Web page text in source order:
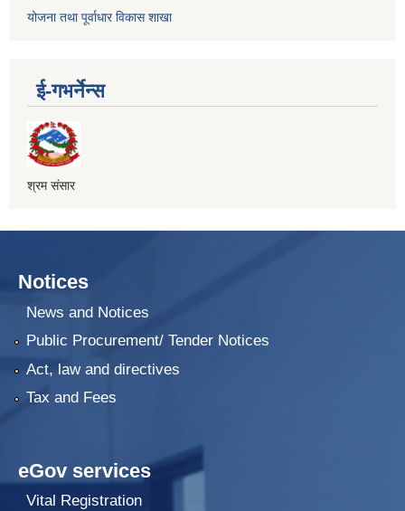
योजना तथा पूर्वाधार विकास शाखा
ई-गभर्नेन्स
श्रम संसार
Notices
News and Notices
Public Procurement/ Tender Notices
Act, law and directives
Tax and Fees
eGov services
Vital Registration